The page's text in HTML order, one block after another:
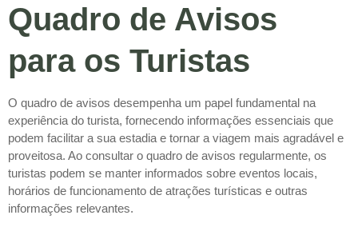
Quadro de Avisos
para os Turistas
O quadro de avisos desempenha um papel fundamental na
experiência do turista, fornecendo informações essenciais que
podem facilitar a sua estadia e tornar a viagem mais agradável e
proveitosa. Ao consultar o quadro de avisos regularmente, os
turistas podem se manter informados sobre eventos locais,
horários de funcionamento de atrações turísticas e outras
informações relevantes.